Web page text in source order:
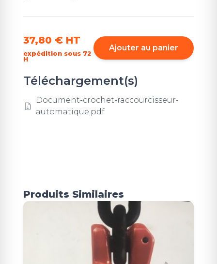
37,80 € HT
expédition sous 72
H
Ajouter au panier
Téléchargement(s)
Document-crochet-raccourcisseur-
automatique.pdf
Produits Similaires